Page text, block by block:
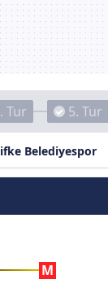
Tur 5. Tur
Belediyespor
M